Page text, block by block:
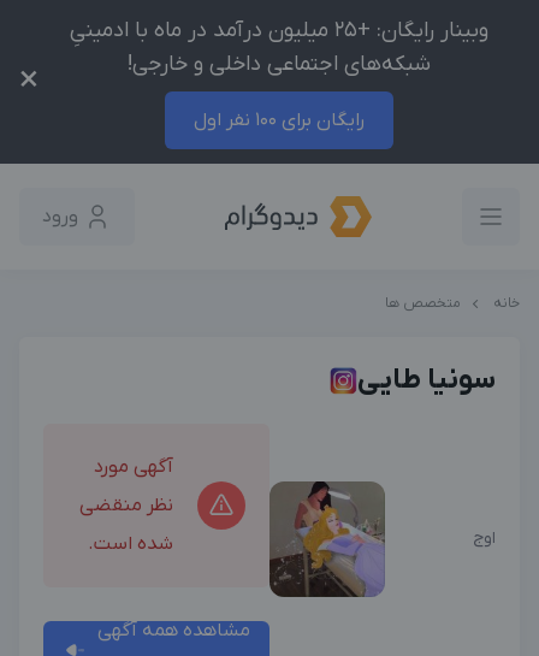
وبینار رایگان: +25 میلیون درآمد در ماه با ادمینیِ
شبکه‌های اجتماعی داخلی و خارجی!
رایگان برای 100 نفر اول
×
ورود
خانه متخصص ها
سونیا طایی
اوج
آگهی مورد
نظر منقضی
شده است.
مشاهده همه آگهی